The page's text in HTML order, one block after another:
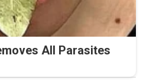
All Parasites